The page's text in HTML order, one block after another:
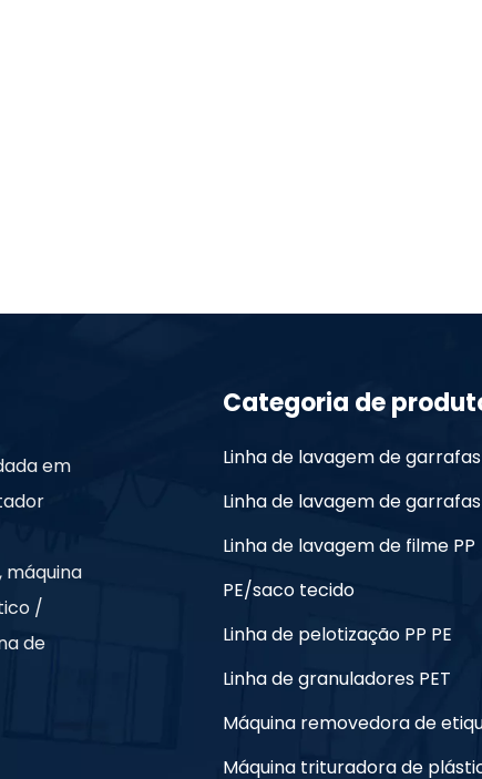
em
máquina
/
de
Categoria de
Linha de lavagem de garrafas
Linha de lavagem de garrafas
Linha de lavagem de filme PP
PE/saco tecido
Linha de pelotização PP PE
Linha de granuladores PET
Máquina removedora de
Máquina trituradora de